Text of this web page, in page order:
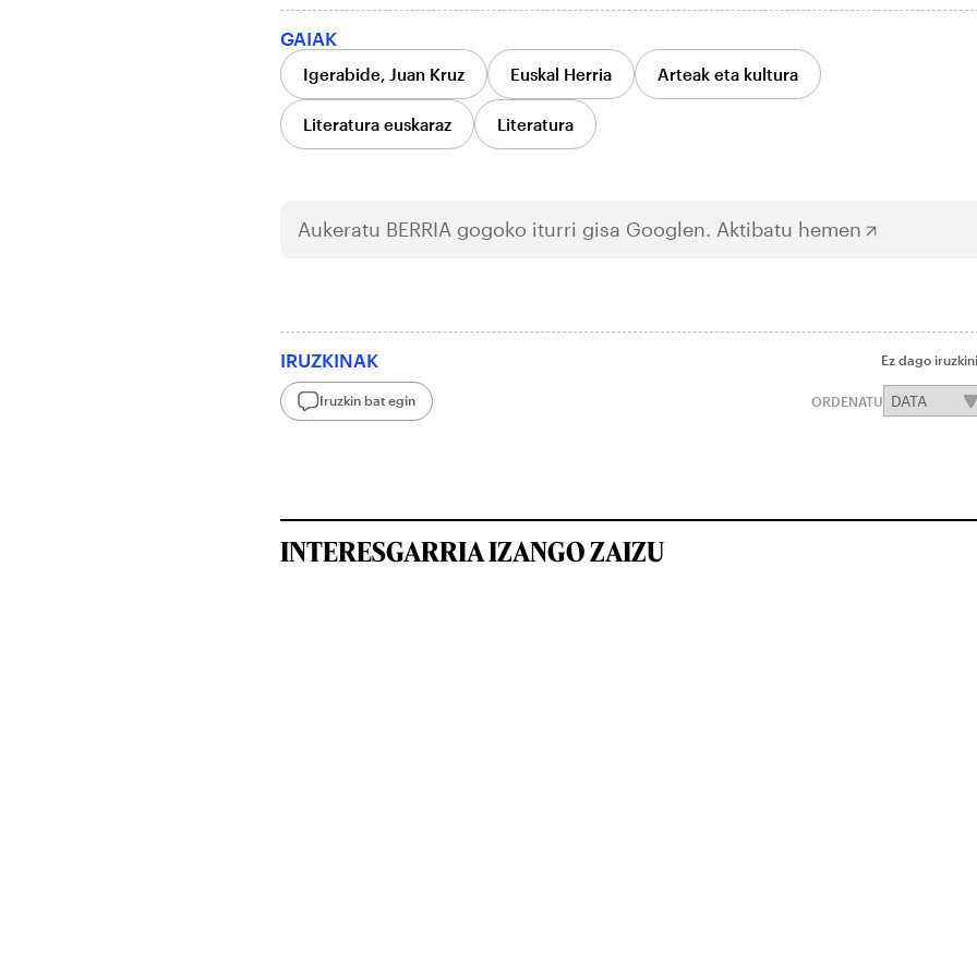
GAIAK
Igerabide, Juan Kruz Euskal Herria Arteak eta kultura
Literatura euskaraz Literatura
Aukeratu BERRIA gogoko iturri gisa Googlen. Aktibatu hemen
IRUZKINAK Ez dago
Iruzkin bat egin ORDENATU
INTERESGARRIA IZANGO ZAIZU